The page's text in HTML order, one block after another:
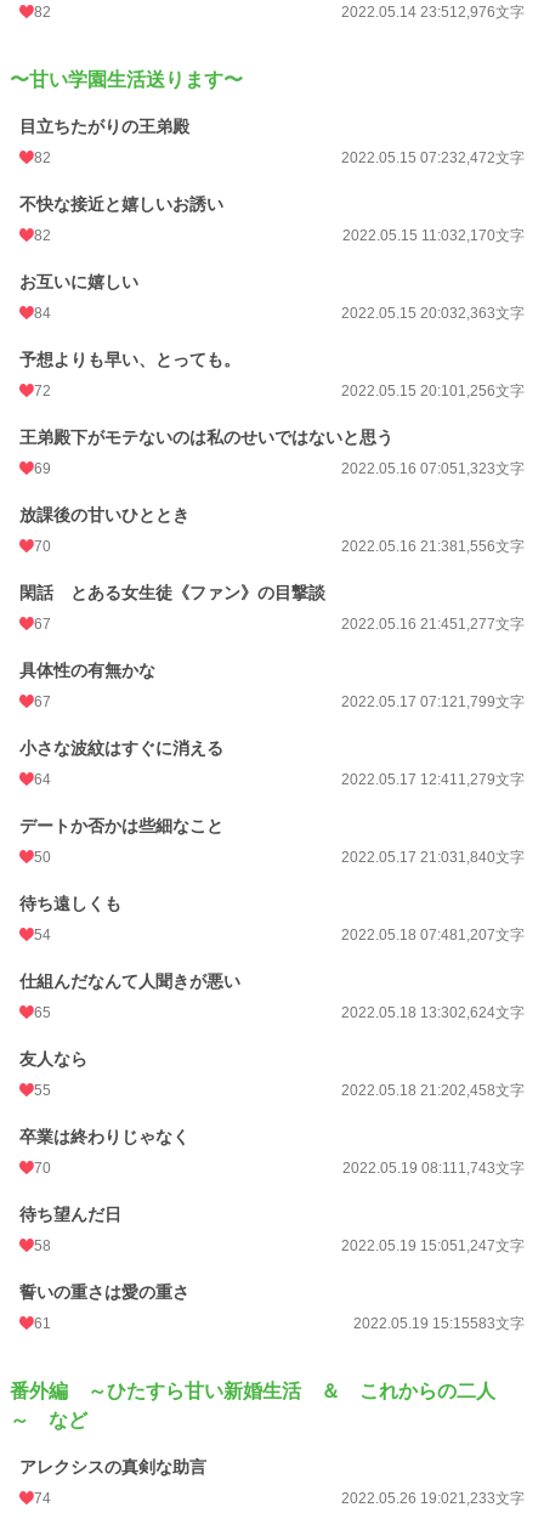
累計ポイント 614,396 pt (8,865 位)
82 2022.05.14 23:512,976文字
〜甘い学園生活送ります〜
目立ちたがりの王弟殿
82 2022.05.15 07:232,472文字
不快な接近と嬉しいお誘い
82 2022.05.15 11:032,170文字
お互いに嬉しい
84 2022.05.15 20:032,363文字
予想よりも早い、とっても。
72 2022.05.15 20:101,256文字
王弟殿下がモテないのは私のせいではないと思う
69 2022.05.16 07:051,323文字
放課後の甘いひととき
70 2022.05.16 21:381,556文字
閑話 とある女生徒《ファン》の目撃談
67 2022.05.16 21:451,277文字
具体性の有無かな
67 2022.05.17 07:121,799文字
小さな波紋はすぐに消える
64 2022.05.17 12:411,279文字
デートか否かは些細なこと
50 2022.05.17 21:031,840文字
待ち遠しくも
54 2022.05.18 07:481,207文字
仕組んだなんて人聞きが悪い
65 2022.05.18 13:302,624文字
友人なら
55 2022.05.18 21:202,458文字
卒業は終わりじゃなく
70 2022.05.19 08:111,743文字
待ち望んだ日
58 2022.05.19 15:051,247文字
誓いの重さは愛の重さ
61 2022.05.19 15:15583文字
番外編 ～ひたすら甘い新婚生活 ＆ これからの二人
～ など
アレクシスの真剣な助言
74 2022.05.26 19:021,233文字